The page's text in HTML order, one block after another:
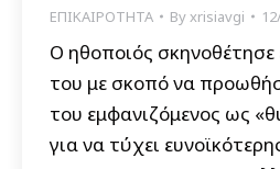
ΕΠΙΚΑΙΡΟΤΗΤΑ Byxrisiavgi
Ο ηθοποιός σκηνοθέτησε
του με σκοπό να
του εμφανιζόμενος ως
για να τύχει